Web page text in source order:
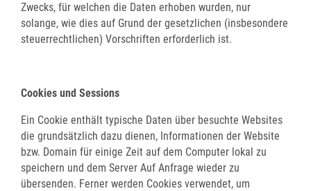
Zwecks, für welchen die Daten erhoben wurden, nur
solange, wie dies auf Grund der gesetzlichen (insbesondere
steuerrechtlichen) Vorschriften erforderlich ist.
Cookies und Sessions
Ein Cookie enthält typische Daten über besuchte Websites
die grundsätzlich dazu dienen, Informationen der Website
bzw. Domain für einige Zeit auf dem Computer lokal zu
speichern und dem Server Auf Anfrage wieder zu
übersenden. Ferner werden Cookies verwendet, um